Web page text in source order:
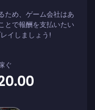
ため、ゲーム会社はあ
とで報酬を支払いたい
イしましょう!
ぐ